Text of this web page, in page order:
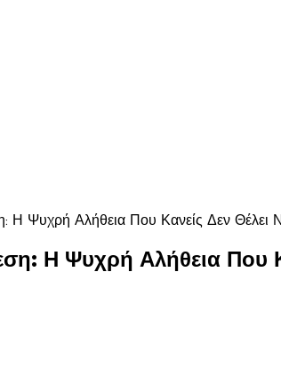
Η Ψυχρή Αλήθεια Που Κανείς Δεν Θέλει
Η Ψυχρή Αλήθεια Που